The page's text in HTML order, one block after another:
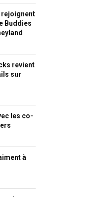
rejoignent
Buddies
revient
sur
les co-
à